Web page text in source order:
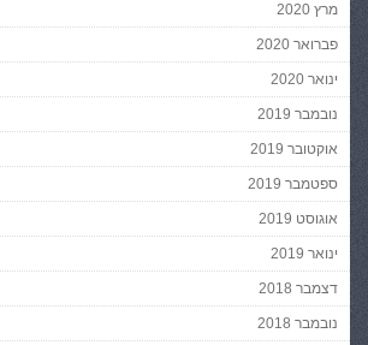
מרץ 2020
פברואר 2020
ינואר 2020
נובמבר 2019
אוקטובר 2019
ספטמבר 2019
אוגוסט 2019
ינואר 2019
דצמבר 2018
נובמבר 2018